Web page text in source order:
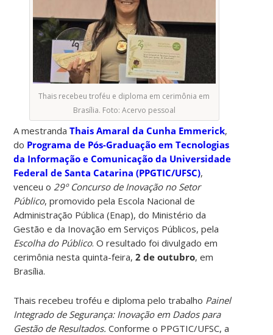
Thais recebeu troféu e diploma em cerimônia em
Brasília. Foto: Acervo pessoal
A mestrandaThais Amaral da Cunha Emmerick,
do Programa de Pós-Graduação em Tecnologias
da Informação e Comunicação da Universidade
Federal de Santa Catarina (PPGTIC/UFSC),
venceu o 29º Concurso de Inovação no Setor
Público, promovido pela Escola Nacional de
Administração Pública (Enap), do Ministério da
Gestão e da Inovação em Serviços Públicos, pela
Escolha do Público. O resultado foi divulgado em
cerimônia nesta quinta-feira, 2 de outubro, em
Brasília.
Thais recebeu troféu e diploma pelo trabalho Painel
Integrado de Segurança: Inovação em Dados para
Gestão de Resultados.Conforme o PPGTIC/UFSC, a